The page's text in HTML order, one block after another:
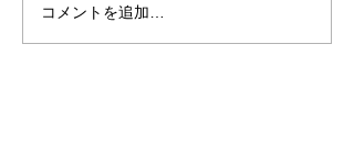
コメントを追加…